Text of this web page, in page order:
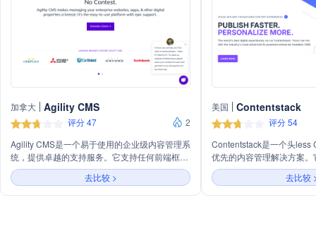
加拿大 Agility CMS
评分 47
2
Agility CMS是一个易于使用的企业级内容管理系
统，提供卓越的支持服务。它支持任何前端框架
或编码语言，使非技术人员也能轻松创建页面。
系统具备高度可定制性，支持与HubSpot、
Google等集成，提供详细的文档和响应迅速的
去比较 >
美国 Contentstack
评分 54
Contentstack是一个头less
优先的内容管理解决方案
容的灵活管理，实现跨渠
助企业构建技术栈，满足
验。
去比较